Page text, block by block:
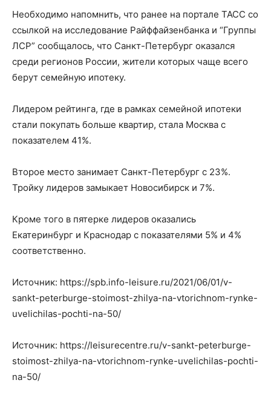
Необходимо напомнить, что ранее на портале ТАСС со
ссылкой на исследование Райффайзенбанка и “Группы
ЛСР” сообщалось, что Санкт-Петербург оказался
среди регионов России, жители которых чаще всего
берут семейную ипотеку.
Лидером рейтинга, где в рамках семейной ипотеки
стали покупать больше квартир, стала Москва с
показателем 41%.
Второе место занимает Санкт-Петербург с 23%.
Тройку лидеров замыкает Новосибирск и 7%.
Кроме того в пятерке лидеров оказались
Екатеринбург и Краснодар с показателями 5% и 4%
соответственно.
Источник: https://spb.info-leisure.ru/2021/06/01/v-
sankt-peterburge-stoimost-zhilya-na-vtorichnom-rynke-
uvelichilas-pochti-na-50/
Источник: https://leisurecentre.ru/v-sankt-peterburge-
stoimost-zhilya-na-vtorichnom-rynke-uvelichilas-pochti-
na-50/